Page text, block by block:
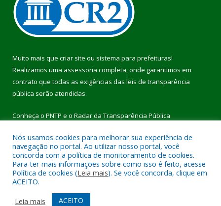
Muito mais que criar site ou sistema para prefeituras!
Realizamos uma assessoria completa, onde garantimos em
contrato que todas as exigências das leis de transparência
pública serão atendidas.
Conheça o PNTP e o Radar da Transparência Pública
Todos os direitos reservados a Prefeitura Municipal de Pau
D’Arco.
Mapa do Site
Acessar Área Administrativa
Nós usamos cookies para melhorar sua experiência de
navegação no portal. Ao utilizar nosso portal, você
concorda com a política de monitoramento de cookies.
Para ter mais informações sobre como isso é feito, acesse
Política de cookies (Leia mais). Se você concorda, clique em
ACEITO.
Leia mais
ACEITO